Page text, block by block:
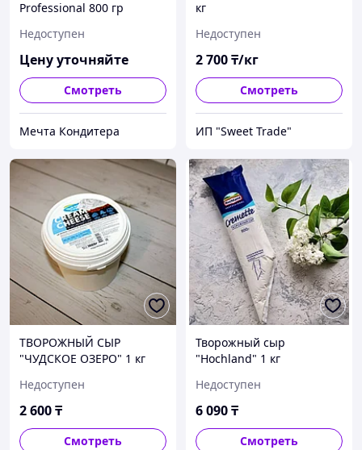
Professional 800 гр
Недоступен
Цену уточняйте
Смотреть
Мечта Кондитера
кг
Недоступен
2 700₸/кг
Смотреть
ИП "Sweet Trade"
ТВОРОЖНЫЙ СЫР
"ЧУДСКОЕ ОЗЕРО" 1 кг
Недоступен
2 600₸
Смотреть
Творожный сыр
"Hochland" 1 кг
Недоступен
6 090₸
Смотреть